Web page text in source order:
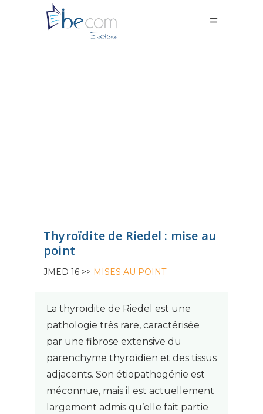
Thyroïdite de Riedel : mise au
point
JMED 16 >> MISES AU POINT
La thyroïdite de Riedel est une
pathologie très rare, caractérisée
par une fibrose extensive du
parenchyme thyroïdien et des tissus
adjacents. Son étiopathogénie est
méconnue, mais il est actuellement
largement admis qu’elle fait partie